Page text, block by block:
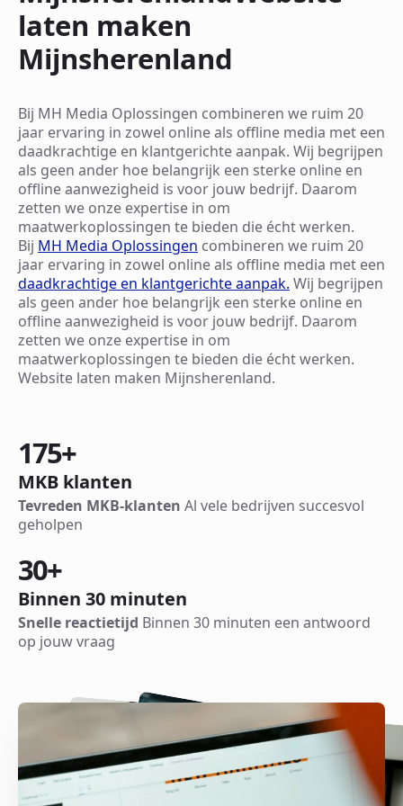
laten maken
Mijnsherenland
Bij MH Media Oplossingen combineren we ruim 20
jaar ervaring in zowel online als offline media met een
daadkrachtige en klantgerichte aanpak. Wij begrijpen
als geen ander hoe belangrijk een sterke online en
offline aanwezigheid is voor jouw bedrijf. Daarom
zetten we onze expertise in om
maatwerkoplossingen te bieden die écht werken.
Bij MH Media Oplossingen combineren we ruim 20
jaar ervaring in zowel online als offline media met een
daadkrachtige en klantgerichte aanpak. Wij begrijpen
als geen ander hoe belangrijk een sterke online en
offline aanwezigheid is voor jouw bedrijf. Daarom
zetten we onze expertise in om
maatwerkoplossingen te bieden die écht werken.
Website laten maken Mijnsherenland.
175+
MKB klanten
Tevreden MKB-klanten Al vele bedrijven succesvol
geholpen
30+
Binnen 30 minuten
Snelle reactietijd Binnen 30 minuten een antwoord
op jouw vraag